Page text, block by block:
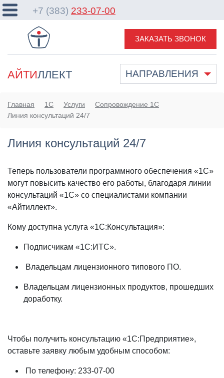
НАПРАВЛЕНИЯ
АЙТИЛЛЕКТ
+7 (383) 233-07-00
ЗАКАЗАТЬ ЗВОНОК
Главная 1С Услуги
Сопровождение 1С
Линия консультаций 24/7
Линия консультаций 24/7
Теперь пользователи программного обеспечения «1С»
могут повысить качество его работы, благодаря линии
консультаций «1С» со специалистами компании
«Айтиллект».
Кому доступна услуга «1С:Консультация»:
Подписчикам «1С:ИТС».
Владельцам лицензионного типового ПО.
Владельцам лицензионных продуктов, прошедших
доработку.
Чтобы получить консультацию «1С:Предприятие»,
оставьте заявку любым удобным способом:
По телефону: 233-07-00